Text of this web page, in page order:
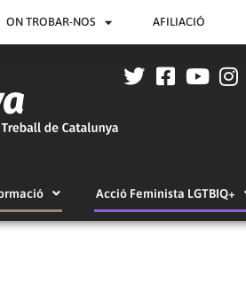
ON TROBAR-NOS AFILIACIÓ
Acció Feminista LGTBIQ+